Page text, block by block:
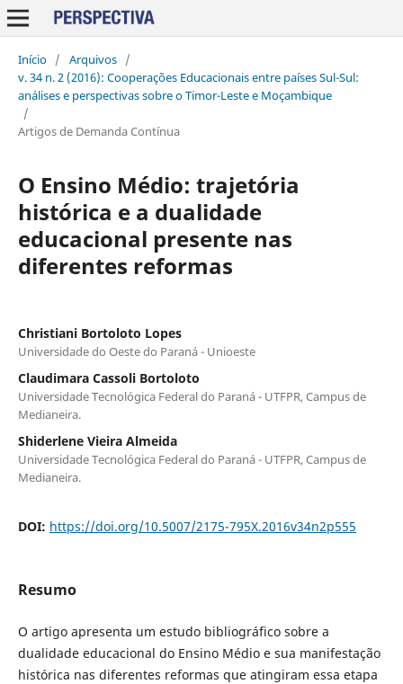
Início / Arquivos /
v. 34 n. 2 (2016): Cooperações Educacionais entre países Sul-Sul:
análises e perspectivas sobre o Timor-Leste e Moçambique
/
Artigos de Demanda Contínua
O Ensino Médio: trajetória
histórica e a dualidade
educacional presente nas
diferentes reformas
Christiani Bortoloto Lopes
Universidade do Oeste do Paraná - Unioeste
Claudimara Cassoli Bortoloto
Universidade Tecnológica Federal do Paraná - UTFPR, Campus de
Medianeira.
Shiderlene Vieira Almeida
Universidade Tecnológica Federal do Paraná - UTFPR, Campus de
Medianeira.
DOI: https://doi.org/10.5007/2175-795X.2016v34n2p555
Resumo
O artigo apresenta um estudo bibliográfico sobre a
dualidade educacional do Ensino Médio e sua manifestação
histórica nas diferentes reformas que atingiram essa etapa